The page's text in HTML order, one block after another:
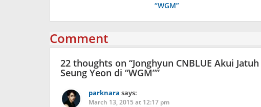
“WGM”
Comment
22 thoughts on “Jonghyun CNBLUE Akui
Seung Yeon di “WGM””
parknara says:
March 13, 2015 at 12:17 pm